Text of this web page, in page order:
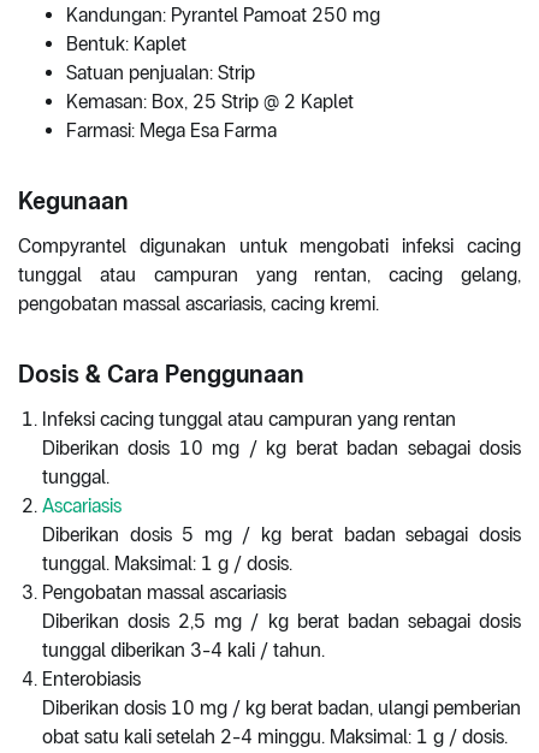
Kandungan: Pyrantel Pamoat 250 mg
Bentuk: Kaplet
Satuan penjualan: Strip
Kemasan: Box, 25 Strip @ 2 Kaplet
Farmasi: Mega Esa Farma
Kegunaan
Compyrantel digunakan untuk mengobati infeksi cacing
tunggal atau campuran yang rentan, cacing gelang,
pengobatan massal ascariasis, cacing kremi.
Dosis & Cara Penggunaan
Infeksi cacing tunggal atau campuran yang rentan
Diberikan dosis 10 mg / kg berat badan sebagai dosis
tunggal.
Ascariasis
Diberikan dosis 5 mg / kg berat badan sebagai dosis
tunggal. Maksimal: 1 g / dosis.
Pengobatan massal ascariasis
Diberikan dosis 2,5 mg / kg berat badan sebagai dosis
tunggal diberikan 3-4 kali / tahun.
Enterobiasis
Diberikan dosis 10 mg / kg berat badan, ulangi pemberian
obat satu kali setelah 2-4 minggu. Maksimal: 1 g / dosis.